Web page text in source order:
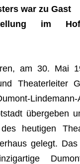
war zu Gast
im
am 30. Mai
Thea­ter­lei­ter
über­ge­ben
heu­ti­gen
gelegt.